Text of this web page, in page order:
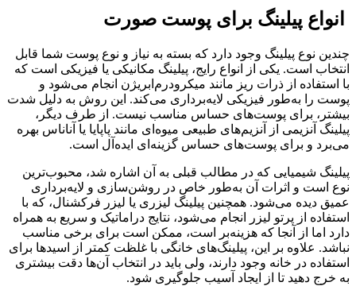
انواع پیلینگ برای پوست صورت
چندین نوع پیلینگ وجود دارد که بسته به نیاز و نوع پوست شما قابل
انتخاب است. یکی از انواع رایج، پیلینگ مکانیکی یا فیزیکی است که
با استفاده از ذرات ریز مانند میکرودرم‌ابریژن انجام می‌شود و
پوست را به‌طور فیزیکی لایه‌برداری می‌کند. این روش به دلیل شدت
بیشتر، برای پوست‌های حساس مناسب نیست. از طرف دیگر،
پیلینگ آنزیمی از آنزیم‌های طبیعی میوه‌ای مانند پاپایا یا آناناس بهره
می‌برد و برای پوست‌های حساس گزینه‌ای ایده‌آل است.
پیلینگ شیمیایی که در مطالب قبلی به آن اشاره شد، محبوب‌ترین
نوع است و اثرات آن به‌طور خاص در روشن‌سازی و لایه‌برداری
عمیق دیده می‌شود. همچنین پیلینگ لیزری یا لیزر فرکشنال، که با
استفاده از پرتو لیزر انجام می‌شود، نتایج دراماتیک و سریع به همراه
دارد اما از آنجا که هزینه‌بر است، ممکن است برای برخی مناسب
نباشد. علاوه بر این، پیلینگ‌های خانگی با غلظت کمتر از اسیدها برای
استفاده در خانه وجود دارند، ولی باید در انتخاب آن‌ها دقت بیشتری
به خرج دهید تا از ایجاد آسیب جلوگیری شود.